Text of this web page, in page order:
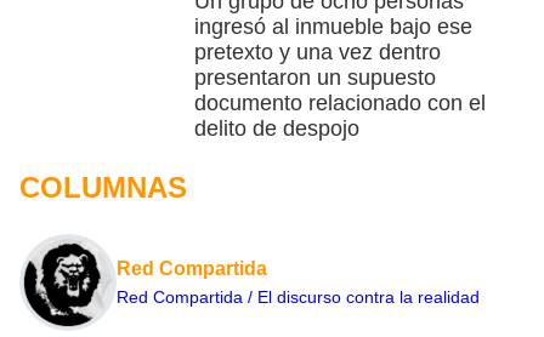
ingresó al inmueble bajo ese
pretexto y una vez dentro
presentaron un supuesto
documento relacionado con el
delito de despojo
COLUMNAS
Red Compartida
Red Compartida / El discurso contra la realidad